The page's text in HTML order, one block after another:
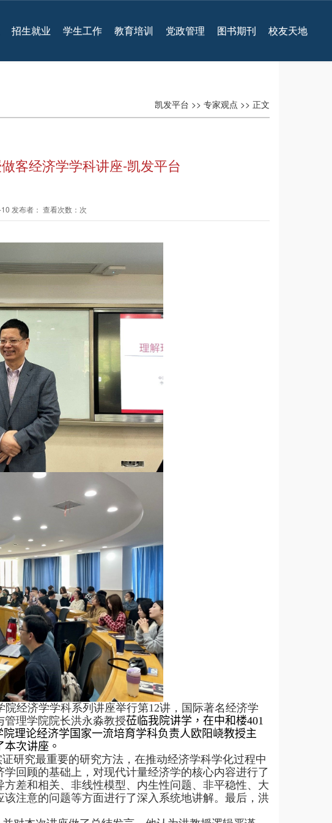
招生就业 学生工作 教育培训 党政管理 图书期刊 校友天地
凯发平台 >> 专家观点 >> 正文
客经济学学科讲座-凯发平台
发布者： 查看次数：次
院经济学学科系列讲座举行第12讲，国际著名经济学
理学院院长洪永淼教授莅临我院讲学，在中和楼401
院理论经济学国家一流培育学科负责人欧阳峣教授主
次讲座。
研究最重要的研究方法，在推动经济学科学化过程中
回顾的基础上，对现代计量经济学的核心内容进行了
差和相关、非线性模型、内生性问题、非平稳性、大
注意的问题等方面进行了深入系统地讲解。最后，洪